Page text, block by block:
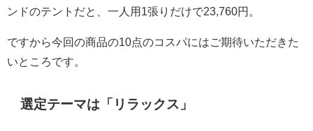
ンドのテントだと、一人用1張りだけで23,760円。
ですから今回の商品の10点のコスパにはご期待いただきた
いところです。
選定テーマは「リラックス」